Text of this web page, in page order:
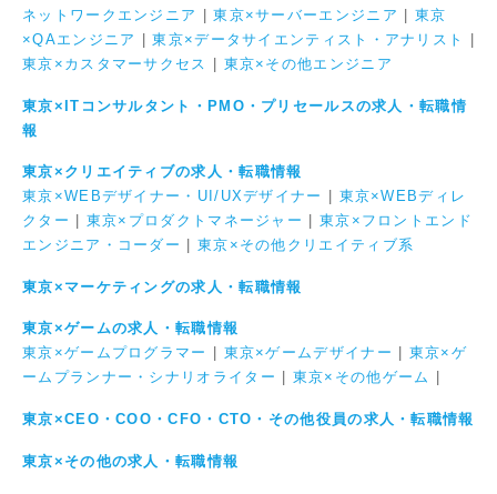
ネットワークエンジニア
|東京×サーバーエンジニア
東京
×QAエンジニア
|東京×データサイエンティスト・アナリスト
東京×カスタマーサクセス
東京×その他エンジニア
東京×ITコンサルタント・PMO・プリセールスの求人・転職情
報
東京×クリエイティブの求人・転職情報
東京×WEBデザイナー・UI/UXデザイナー
東京×WEBディレ
クター
東京×プロダクトマネージャー
東京×フロントエンド
エンジニア・コーダー
東京×その他クリエイティブ系
東京×マーケティングの求人・転職情報
東京×ゲームの求人・転職情報
東京×ゲームプログラマー
東京×ゲームデザイナー
東京×ゲ
ームプランナー・シナリオライター
東京×その他ゲーム
東京×CEO・COO・CFO・CTO・その他役員の求人・転職情報
東京×その他の求人・転職情報